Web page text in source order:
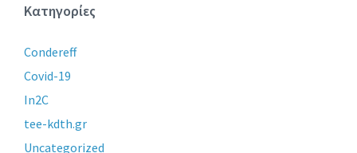
Κατηγορίες
Condereff
Covid-19
In2C
tee-kdth.gr
Uncategorized